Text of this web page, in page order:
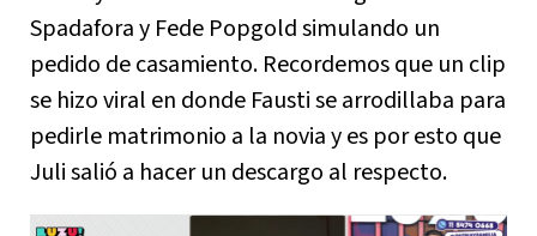
Spadafora y Fede Popgold simulando un
pedido de casamiento. Recordemos que un clip
se hizo viral en donde Fausti se arrodillaba para
pedirle matrimonio a la novia y es por esto que
Juli salió a hacer un descargo al respecto.